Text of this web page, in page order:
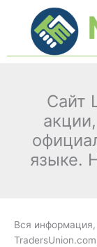
contenido
Cайт
языке.
Вся информация,